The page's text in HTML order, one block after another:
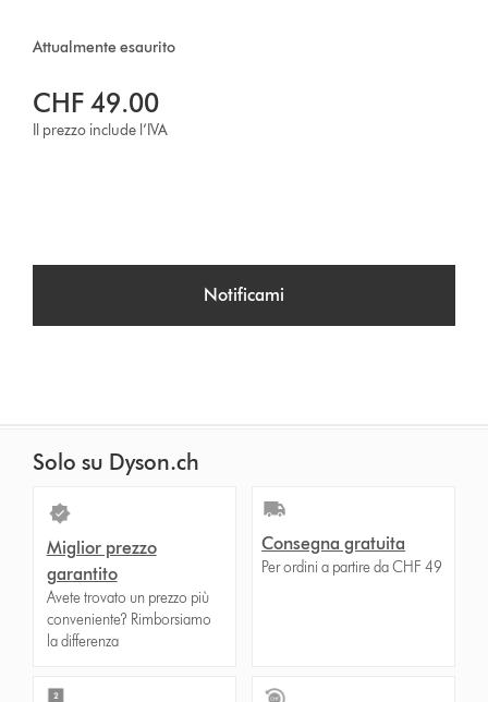
Attualmente esaurito
CHF 49.00
Il prezzo include l’IVA
Notificami
Solo su Dyson.ch
Miglior prezzo
garantito
Avete trovato un prezzo più
conveniente? Rimborsiamo
la differenza
Consegna gratuita
Per ordini a partire da CHF 49